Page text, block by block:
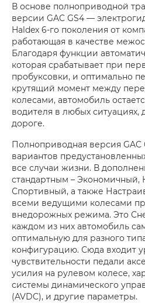
В основе полноприводной
версии GAC GS4 —
Haldex 6-го поколения от
работающая в качестве
Благодаря функции
которая срабатывает при
пробуксовки, и оптимально
крутящий момент между
колесами, автомобиль
водителя в любых ситуациях,
дороге.
Полноприводная версия GAC
вариантов
все случаи жизни. В
стандартным –
Спортивный, а также
всеми ведущими колесами
внедорожных режима. Это
каждом из них автомобиль
оптимальную для разного
конфигурацию. Сюда входит
чувствительности педали
усилия на рулевом колесе,
системы динамического
(AVDC), и другие параметры.